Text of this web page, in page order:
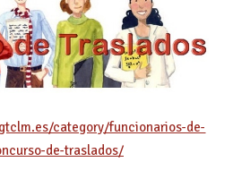
category/funcionarios-de-
de-traslados/